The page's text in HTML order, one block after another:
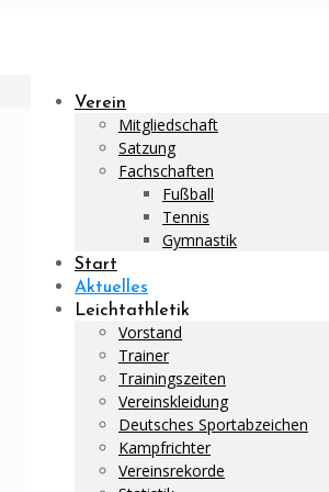
Verein
Mitgliedschaft
Satzung
Fachschaften
Fußball
Tennis
Gymnastik
Start
Aktuelles
Leichtathletik
Vorstand
Trainer
Trainingszeiten
Vereinskleidung
Deutsches Sportabzeichen
Kampfrichter
Vereinsrekorde